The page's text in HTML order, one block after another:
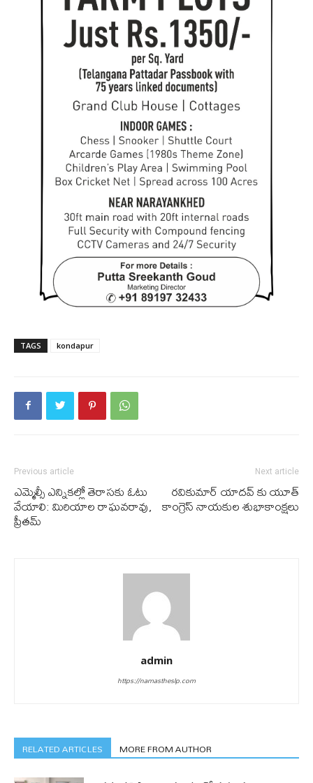
TAGS kondapur
Previous article
ఎమ్మెల్సీ ఎన్నిక‌ల్లో తెరాస‌కు ఓటు
వేయాలి: మిరియాల రాఘవరావు,
ప్రీతమ్
Next article
రవికుమార్ యాదవ్ కు యూత్
కాంగ్రెస్ నాయ‌కుల శుభాకాంక్షలు
admin
https://namastheslp.com
RELATED ARTICLES MORE FROM AUTHOR